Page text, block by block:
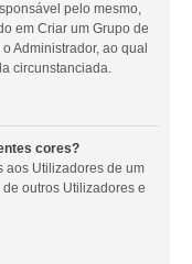
pelo mesmo,
em Criar um Grupo de
Administrador, ao qual
circunstanciada.
cores?
aos Utilizadores de um
outros Utilizadores e